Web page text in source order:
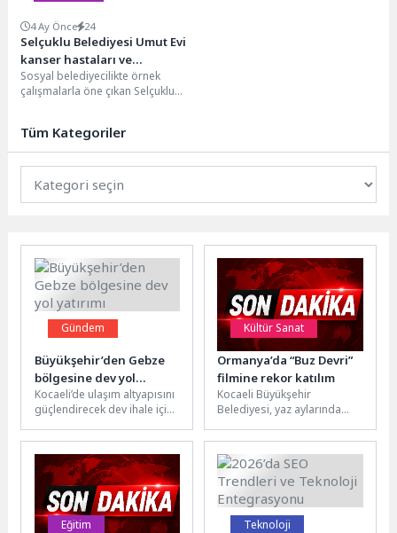
4 Ay Önce 24
Selçuklu Belediyesi Umut Evi
kanser hastaları ve
yakınlarının yanında
Sosyal belediyecilikte örnek
çalışmalarla öne çıkan Selçuklu
Umut Evi...
Tüm Kategoriler
Gündem
Büyükşehir’den Gebze
bölgesine dev yol
yatırımı
Kocaeli’de ulaşım altyapısını
güçlendirecek dev ihale için
Büyükşehir Belediyesi,
Gebze bölgesindeki ilçeleri...
Kültür Sanat
Ormanya’da “Buz Devri”
filmine rekor katılım
Kocaeli Büyükşehir
Belediyesi, yaz aylarında
sinema keyfi yaşatıyor. Bu
kapsamda şehrin doğal...
Eğitim Teknoloji